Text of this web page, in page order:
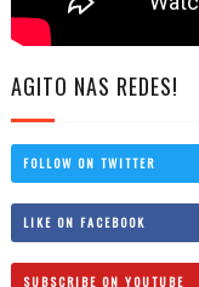
AGITO NAS REDES!
FOLLOW ON TWITTER
LIKE ON FACEBOOK
SUBSCRIBE ON YOUTUBE